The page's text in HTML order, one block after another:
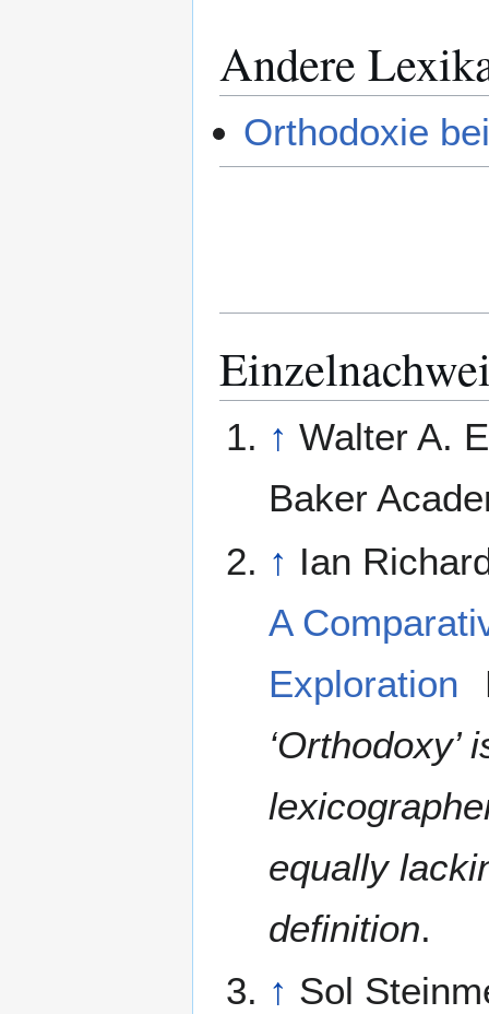
Andere
Orthodoxie
↑ Walter A.
Baker
↑ Ian
A
Exploration
equally
definition.
↑ Sol